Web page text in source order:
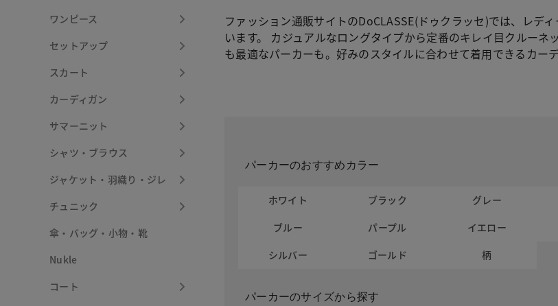
ワンピース
セットアップ
スカート
カーディガン
サマーニット
シャツ・ブラウス
ジャケット・羽織り・ジレ
チュニック
傘・バッグ・小物・靴
Nukle
コート
ファッション通販サイトのDoCLASSE(ドゥクラッセ)では、レデ
います。 カジュアルなロングタイプから定番のキレイ目クルー
も最適なパーカーも。好みのスタイルに合わせて着用できるカー
パーカーのおすすめカラー
ホワイト ブラック グレー
ブルー
パープル イエロー
シルバー
ゴールド 柄
パーカーのサイズから探す